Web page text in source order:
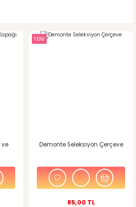
ve
YENİ
Demonte Seleksiyon Çerçeve
85,00 TL